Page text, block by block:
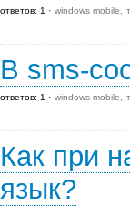
ответов: 1 windows mobile
В sms-
ответов: 1 windows mobile
Как при
язык?